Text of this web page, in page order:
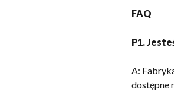
FAQ
P1.
A:
dostępne